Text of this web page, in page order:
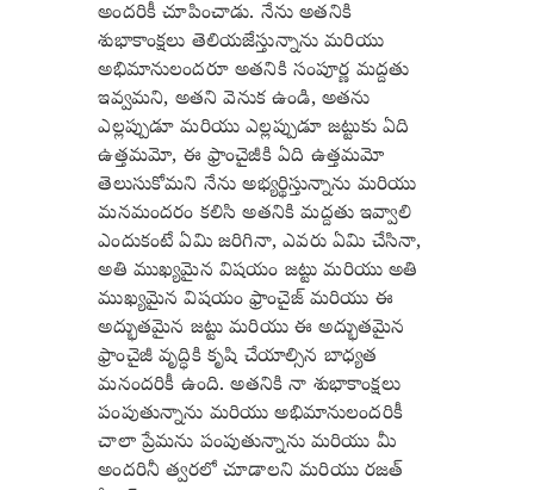
అందరికీ చూపించాడు. నేను అతనికి
శుభాకాంక్షలు తెలియజేస్తున్నాను మరియు
అభిమానులందరూ అతనికి సంపూర్ణ మద్దతు
ఇవ్వమని, అతని వెనుక ఉండి, అతను
ఎల్లప్పుడూ మరియు ఎల్లప్పుడూ జట్టుకు ఏది
ఉత్తమమో, ఈ ఫ్రాంచైజీకి ఏది ఉత్తమమో
తెలుసుకోమని నేను అభ్యర్థిస్తున్నాను మరియు
మనమందరం కలిసి అతనికి మద్దతు ఇవ్వాలి
ఎందుకంటే ఏమి జరిగినా, ఎవరు ఏమి చేసినా,
అతి ముఖ్యమైన విషయం జట్టు మరియు అతి
ముఖ్యమైన విషయం ఫ్రాంచైజ్ మరియు ఈ
అద్భుతమైన జట్టు మరియు ఈ అద్భుతమైన
ఫ్రాంచైజీ వృద్ధికి కృషి చేయాల్సిన బాధ్యత
మనందరికీ ఉంది. అతనికి నా శుభాకాంక్షలు
పంపుతున్నాను మరియు అభిమానులందరికీ
చాలా ప్రేమను పంపుతున్నాను మరియు మీ
అందరినీ త్వరలో చూడాలని మరియు రజత్